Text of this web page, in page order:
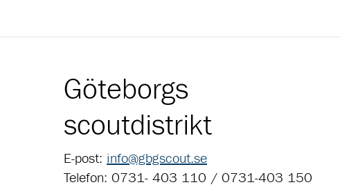
Göteborgs
scoutdistrikt
E-post: info@gbgscout.se
Telefon: 0731- 403 110 / 0731-403 150